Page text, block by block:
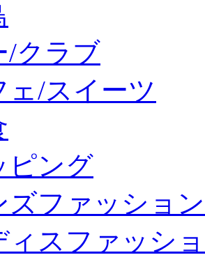
/クラブ
ェ/スイーツ
ピング
ズファッション
ィスファッシ